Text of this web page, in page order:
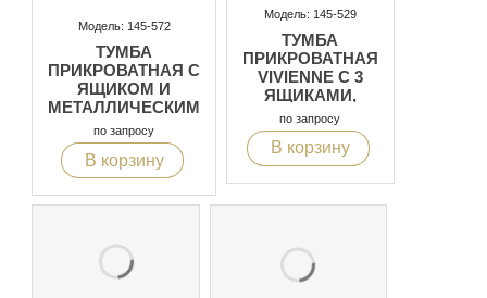
Модель: 145-572
ТУМБА
ПРИКРОВАТНАЯ С
ЯЩИКОМ И
МЕТАЛЛИЧЕСКИМ
КАРКАСОМ
по запросу
В корзину
Модель: 145-529
ТУМБА
ПРИКРОВАТНАЯ
VIVIENNE С 3
ЯЩИКАМИ,
ОТДЕЛКА:
СЕРЫЙ С
БЕЛОЙ
ПАТИНОЙ
по запросу
В корзину